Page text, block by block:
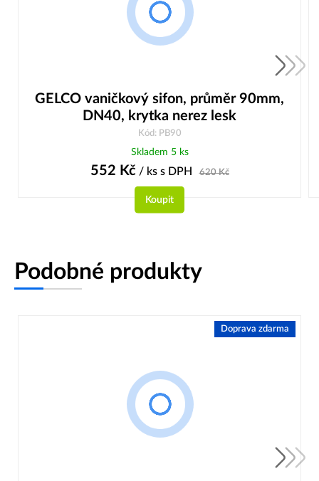
GELCO vaničkový sifon, průměr 90mm,
DN40, krytka nerez lesk
Kód: PB90
Skladem 5 ks
552 Kč/ ks s DPH 620Kč
Koupit
Podobné produkty
Doprava zdarma